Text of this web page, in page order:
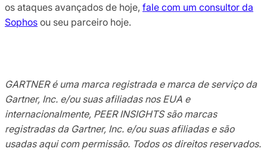
os ataques avançados de hoje, fale com um consultor da
Sophos ou seu parceiro hoje.
GARTNER é uma marca registrada e marca de serviço da
Gartner, Inc. e/ou suas afiliadas nos EUA e
internacionalmente, PEER INSIGHTS são marcas
registradas da Gartner, Inc. e/ou suas afiliadas e são
usadas aqui com permissão. Todos os direitos reservados.